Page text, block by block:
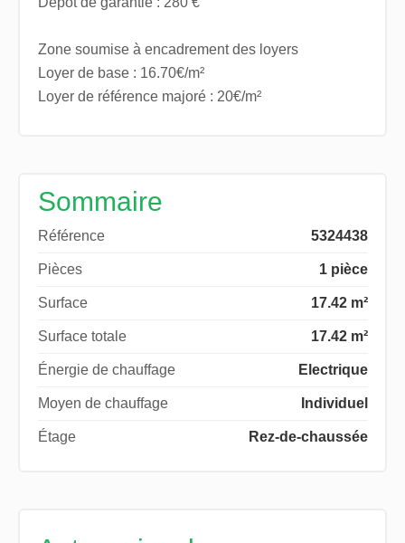
Zone soumise à encadrement des loyers
Loyer de base : 16.70€/m²
Loyer de référence majoré : 20€/m²
Sommaire
Référence 5324438
Pièces 1 pièce
Surface 17.42 m²
Surface totale 17.42 m²
Énergie de chauffage Electrique
Moyen de chauffage Individuel
Étage Rez-de-chaussée